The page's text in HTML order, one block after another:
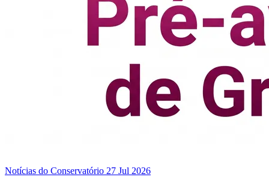
Notícias do Conservatório 27 Jul 2026